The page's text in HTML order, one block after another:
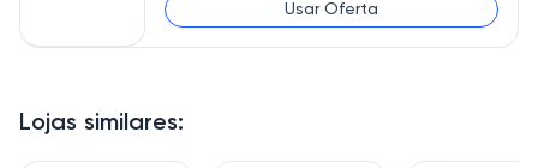
Lojas similares:
Usar Oferta